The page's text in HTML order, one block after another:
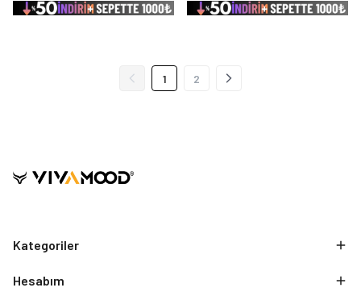
1 2
Kategoriler
Hesabım